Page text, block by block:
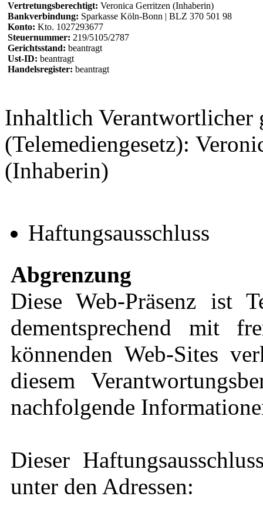
Vertretungsberechtigt: Veronica Gerritzen (Inhaberin)
Bankverbindung: Sparkasse Köln-Bonn | BLZ 370 501 98
Konto: Kto. 1027293677
Steuernummer: 219/5105/2787
Gerichtsstand: beantragt
Ust-ID: beantragt
Handelsregister: beantragt
Inhaltlich Verantwortlicher
(Telemediengesetz):
(Inhaberin)
Haftungsausschluss
Abgrenzung
Diese Web-Präsenz ist
dementsprechend mit
könnenden Web-Sites
diesem
nachfolgende
Dieser
unter den Adressen: